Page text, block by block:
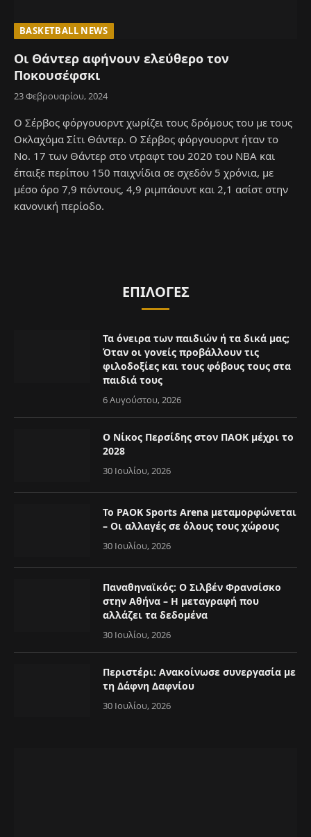
BASKETBALL NEWS
Οι Θάντερ αφήνουν ελεύθερο τον
Ποκουσέφσκι
23 Φεβρουαρίου, 2024
Ο Σέρβος φόργουορντ χωρίζει τους δρόμους του με τους
Οκλαχόμα Σίτι Θάντερ. Ο Σέρβος φόργουορντ ήταν το
Νο. 17 των Θάντερ στο ντραφτ του 2020 του ΝΒΑ και
έπαιξε περίπου 150 παιχνίδια σε σχεδόν 5 χρόνια, με
μέσο όρο 7,9 πόντους, 4,9 ριμπάουντ και 2,1 ασίστ στην
κανονική περίοδο.
ΕΠΙΛΟΓΈΣ
Τα όνειρα των παιδιών ή τα δικά μας;
Όταν οι γονείς προβάλλουν τις
φιλοδοξίες και τους φόβους τους στα
παιδιά τους
6 Αυγούστου, 2026
Ο Νίκος Περσίδης στον ΠΑΟΚ μέχρι το
2028
30 Ιουλίου, 2026
Το PAOK Sports Arena μεταμορφώνεται
– Οι αλλαγές σε όλους τους χώρους
30 Ιουλίου, 2026
Παναθηναϊκός: Ο Σιλβέν Φρανσίσκο
στην Αθήνα – Η μεταγραφή που
αλλάζει τα δεδομένα
30 Ιουλίου, 2026
Περιστέρι: Ανακοίνωσε συνεργασία με
τη Δάφνη Δαφνίου
30 Ιουλίου, 2026